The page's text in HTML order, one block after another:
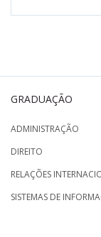
GRADUAÇÃO
ADMINISTRAÇÃO
DIREITO
RELAÇÕES
SISTEMAS DE